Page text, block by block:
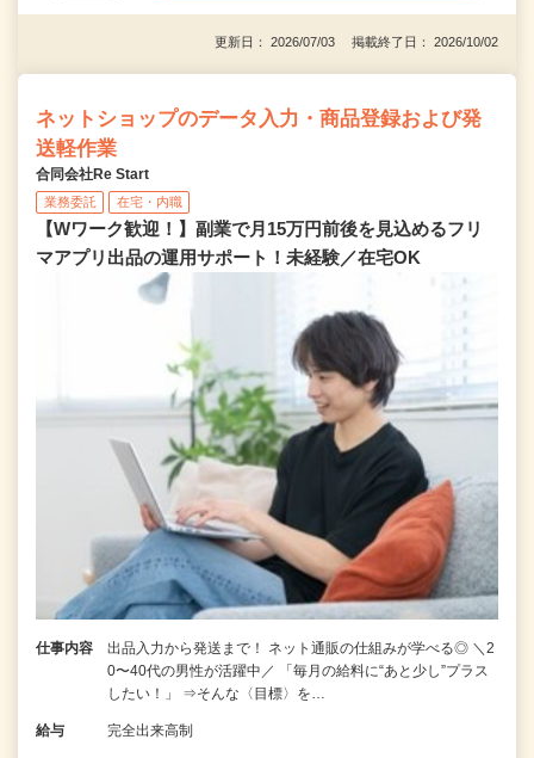
更新日： 2026/07/03 掲載終了日： 2026/10/02
ネットショップのデータ入力・商品登録および発
送軽作業
合同会社Re Start
業務委託 在宅・内職
【Wワーク歓迎！】副業で月15万円前後を見込めるフリ
マアプリ出品の運用サポート！未経験／在宅OK
仕事内容
出品入力から発送まで！ ネット通販の仕組みが学べる◎ ＼2
0〜40代の男性が活躍中／ 「毎月の給料に“あと少し”プラス
したい！」 ⇒そんな〈目標〉を…
給与 完全出来高制